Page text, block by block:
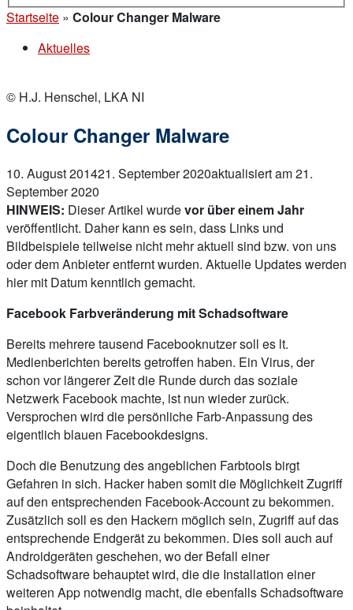
Startseite » Colour Changer Malware
Aktuelles
© H.J. Henschel, LKA NI
Colour Changer Malware
10. August 201421. September 2020aktualisiert am 21.
September 2020
HINWEIS: Dieser Artikel wurdevor über einem Jahr
veröffentlicht. Daher kann es sein, dass Links und
Bildbeispiele teilweise nicht mehr aktuell sind bzw. von uns
oder dem Anbieter entfernt wurden. Aktuelle Updates werden
hier mit Datum kenntlich gemacht.
Facebook Farbveränderung mit Schadsoftware
Bereits mehrere tausend Facebooknutzer soll es lt.
Medienberichten bereits getroffen haben. Ein Virus, der
schon vor längerer Zeit die Runde durch das soziale
Netzwerk Facebook machte, ist nun wieder zurück.
Versprochen wird die persönliche Farb-Anpassung des
eigentlich blauen Facebookdesigns.
Doch die Benutzung des angeblichen Farbtools birgt
Gefahren in sich. Hacker haben somit die Möglichkeit Zugriff
auf den entsprechenden Facebook-Account zu bekommen.
Zusätzlich soll es den Hackern möglich sein, Zugriff auf das
entsprechende Endgerät zu bekommen. Dies soll auch auf
Androidgeräten geschehen, wo der Befall einer
Schadsoftware behauptet wird, die die Installation einer
weiteren App notwendig macht, die ebenfalls Schadsoftware